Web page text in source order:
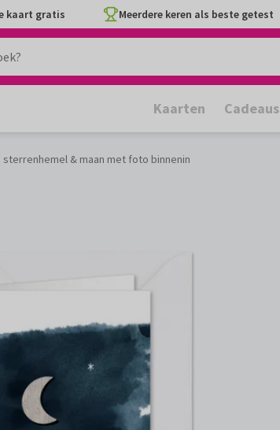
kaart gratis Meerdere keren als beste getest
Kaarten Cadeaus
& maan met foto binnenin